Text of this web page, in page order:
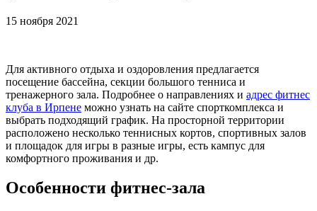
15 ноября 2021
Для активного отдыха и оздоровления предлагается
посещение бассейна, секции большого тенниса и
тренажерного зала. Подробнее о направлениях и адрес фитнес
клуба в Ирпене можно узнать на сайте спорткомплекса и
выбрать подходящий график. На просторной территории
расположено несколько теннисных кортов, спортивных залов
и площадок для игры в разные игры, есть кампус для
комфортного проживания и др.
Особенности фитнес-зала